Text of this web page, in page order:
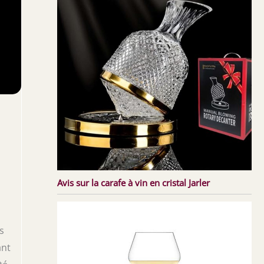
Avis sur la carafe à vin en cristal Jarler